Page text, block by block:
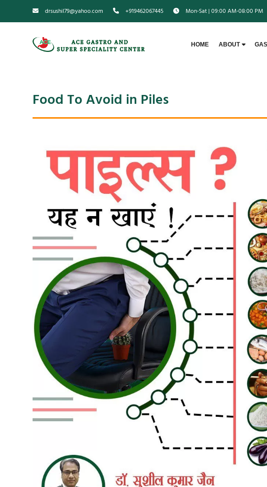
drsushil79@yahoo.com +919462067445 Mon-Sat | 09:00 AM-08:00 PM
HOME ABOUT
Food To Avoid in Piles